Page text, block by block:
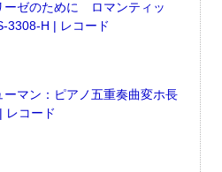
ーゼのために ロマンティッ
3308-H | レコード
マン：ピアノ五重奏曲変ホ長
レコード